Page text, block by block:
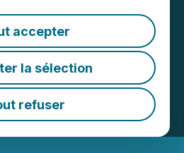
accepter
la sélection
refuser
Trading for
EDT | Source:HTX